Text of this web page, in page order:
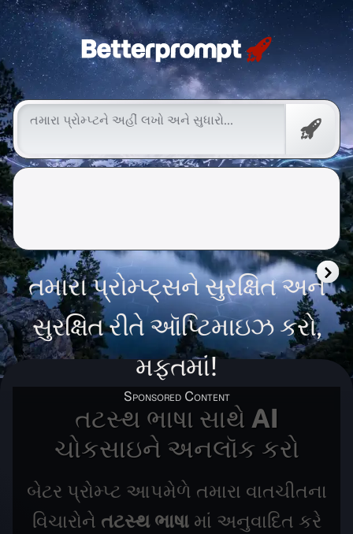
Betterprompt 🚀️®
મફત
પ્રોમ્પ્ટ
તમારા પ્રોમ્પ્ટ્સને સુરક્ષિત અને
સુરક્ષિત રીતે ઑપ્ટિમાઇઝ કરો,
મફતમાં!
તટસ્થ ભાષા સાથે AI
ચોકસાઇને અનલૉક કરો
બેટર પ્રોમ્પ્ટ આપમેળે તમારા વાતચીતના
વિચારોને તટસ્થ ભાષામાં અનુવાદિત કરે